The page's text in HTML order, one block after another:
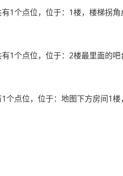
1个点位，位于：1楼，楼梯拐
1个点位，位于：2楼最里面的
个点位，位于：地图下方房间1